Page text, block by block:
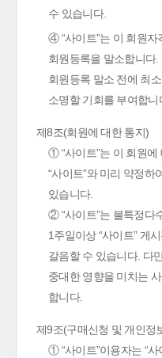
수 있습니다.
④ “사이트”는 이 회원
회원등록을 말소합니다.
회원등록 말소 전에 최
소명할 기회를 부여합니
제8조(회원에 대한 통지)
① “사이트”는 이 회원에
“사이트”와 미리 약정하
있습니다.
② “사이트”는 불특정다
1주일이상 “사이트” 게
갈음할 수 있습니다. 다
중대한 영향을 미치는
합니다.
제9조(구매신청 및 개인정
① “사이트”이용자는 “